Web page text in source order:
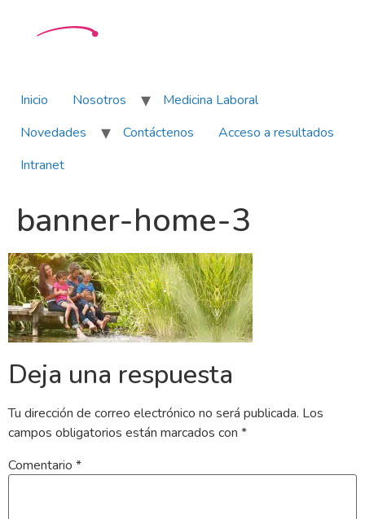
Inicio Nosotros
Medicina Laboral
Novedades
Contáctenos
Acceso a resultados
Intranet
banner-home-3
Deja una respuesta
Tu dirección de correo electrónico no será publicada. Los
campos obligatorios están marcados con *
Comentario *